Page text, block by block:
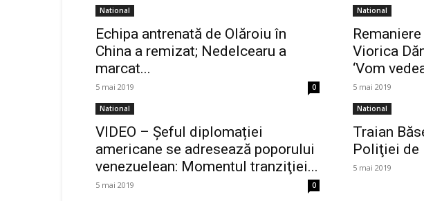
National
Echipa antrenată de Olăroiu în
China a remizat; Nedelcearu a
marcat...
5 mai 2019 0
National
Viorica
‘Vom
5 mai 2019
National
VIDEO – Șeful diplomației
americane se adresează poporului
venezuelean: Momentul tranziţiei...
5 mai 2019 0
National
Traian
Poliţiei de
5 mai 2019